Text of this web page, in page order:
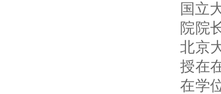
国立
院院
北京
授在
在学